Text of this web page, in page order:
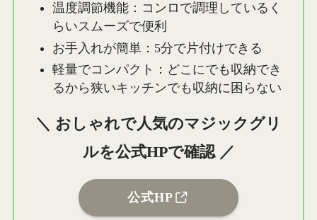
温度調節機能：コンロで調理しているく
らいスムーズで便利
お手入れが簡単：5分で片付けできる
軽量でコンパクト：どこにでも収納でき
るから狭いキッチンでも収納に困らない
＼ おしゃれで人気のマジックグリ
ルを公式HPで確認 ／
公式HP